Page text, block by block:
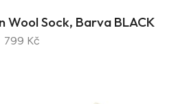
Wool Sock, Barva BLACK
799 Kč